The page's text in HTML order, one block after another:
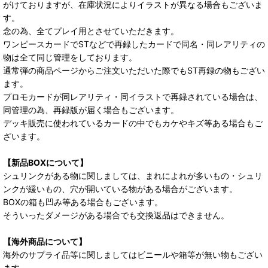
がけておりますが、在庫状況によりイラストが異なる場合もございま
す。
念の為、全てプレイ用とさせていただきます。
ワンピースカードでSTなどで再録したカードで同名・同レアリティの
物は全て同じ管理をしております。
通常弾の商品ページからご注文いただいた際でもST再録の物もござい
ます。
プロモカードが同レアリティ・同イラストで再録されている場合は、
同管理の為、再録版が届く場合もございます。
デッキ販売に使われているカードの中でもカケやキズ等ある場合もご
ざいます。
【新品BOXについて】
シュリンクがある物に関しましては、まれによれが多いもの・シュリ
ンクが緩いもの、穴が開いている物がある場合がございます。
BOXの箱も凹み等ある場合もございます。
そういったダメージがある場合でも交換返品はできません。
【海外商品について】
海外のサプライ品等に関しましてはビニールや箱等が無い物もござい